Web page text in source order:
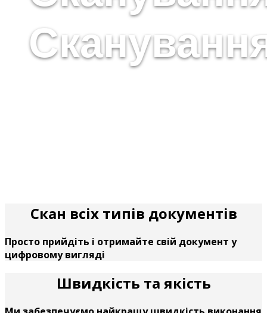
Скан всіх типів документів
Просто прийдіть і отримайте свій документ у
цифровому вигляді
Швидкість та якість